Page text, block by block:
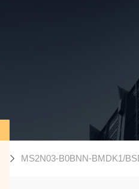
MS2N03-B0BNN-BMDK1/